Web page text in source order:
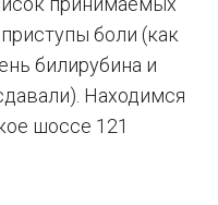
боли (как
билирубина и
Находимся
шоссе 121